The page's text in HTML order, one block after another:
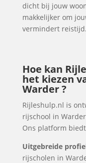
dicht bij jouw
makkelijker om
vermindert reistijd.
Hoe kan
het kiezen
Warder ?
Rijleshulp.nl is
rijschool in
Ons platform
Uitgebreide
rijscholen in